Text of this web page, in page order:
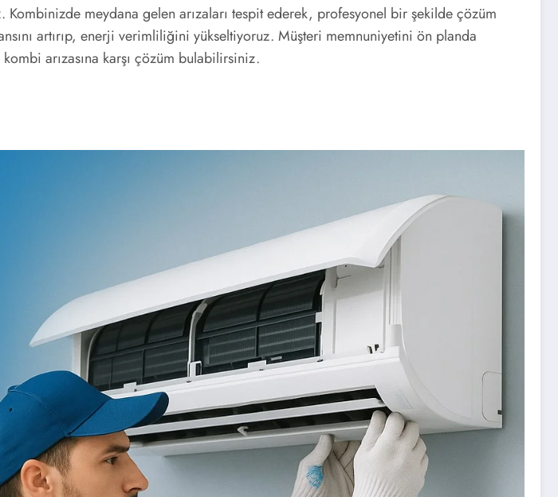
Kombinizde meydana gelen arızaları tespit ederek, profesyonel bir şekilde çözüm
artırıp, enerji verimliliğini yükseltiyoruz. Müşteri memnuniyetini ön planda
arızasına karşı çözüm bulabilirsiniz.